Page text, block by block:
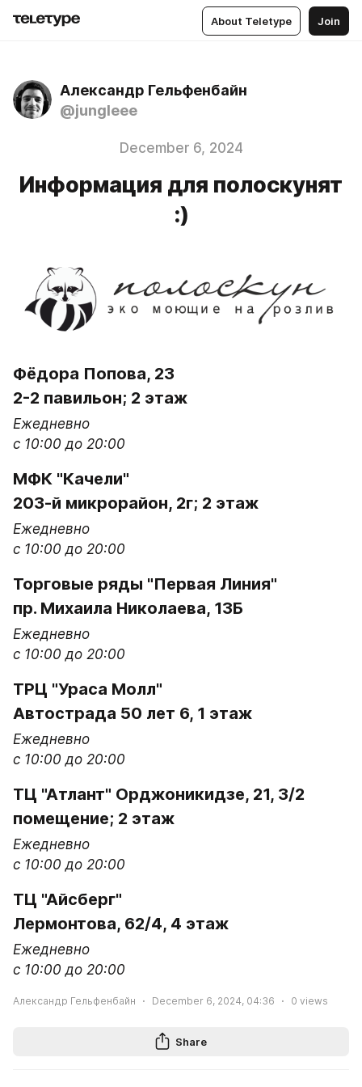
About Teletype Join
Александр Гельфенбайн
@jungleee
December 6, 2024
Информация для полоскунят
:)
Фёдора Попова, 23
​2-2 павильон; 2 этаж
Ежедневно
с 10:00 до 20:00
МФК "Качели​"
203-й микрорайон, 2г​; 2 этаж
Ежедневно
с 10:00 до 20:00
Торговые ряды "Первая Линия​"
пр. Михаила Николаева, 13Б
Ежедневно
с 10:00 до 20:00
​ТРЦ "Ураса Молл"​
Автострада 50 лет 6, 1 этаж
Ежедневно
с 10:00 до 20:00
ТЦ "Атлант" Орджоникидзе, 21​, 3/2
помещение; 2 этаж
Ежедневно
с 10:00 до 20:00
ТЦ "Айсберг​"
Лермонтова, 62/4, 4 этаж
Ежедневно
с 10:00 до 20:00
Александр Гельфенбайн December 6, 2024, 04:36 0 views
Share